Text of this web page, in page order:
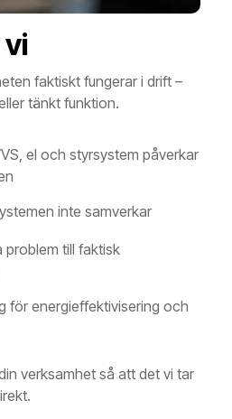
faktiskt fungerar i drift –
tänkt funktion.
el och styrsystem påverkar
inte samverkar
problem till faktisk
för energieffektivisering och
verksamhet så att det vi tar